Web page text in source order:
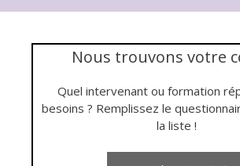
Nous trouvons votre
Quel intervenant ou formation
besoins ? Remplissez le
la liste !